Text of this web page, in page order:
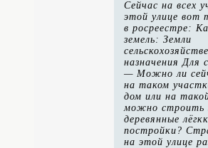
Сейчас на всех
этой улице вот
в росреестре:
земель: Земли
назначения Для
— Можно ли
на таком
дом или на
можно строить
деревянные
постройки ?
на этой улице